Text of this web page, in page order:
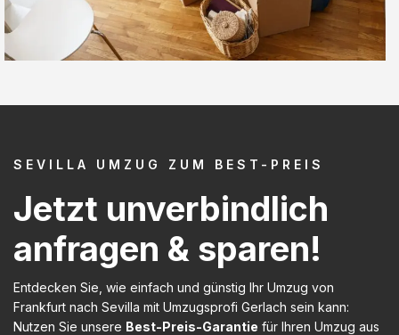
SEVILLA UMZUG ZUM BEST-PREIS
Jetzt unverbindlich
anfragen & sparen!
Entdecken Sie, wie einfach und günstig Ihr Umzug von
Frankfurt nach Sevilla mit Umzugsprofi Gerlach sein kann:
Nutzen Sie unsere Best-Preis-Garantie für Ihren Umzug aus